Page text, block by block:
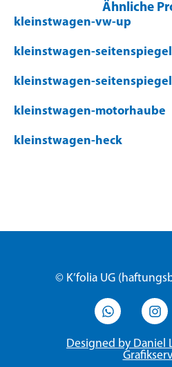
Ähnliche
kleinstwagen-vw-up
kleinstwagen-
kleinstwagen-seitenspiegel
kleinstwagen-motorhaube
kleinstwagen-heck
© K’folia UG
Designed by Daniel